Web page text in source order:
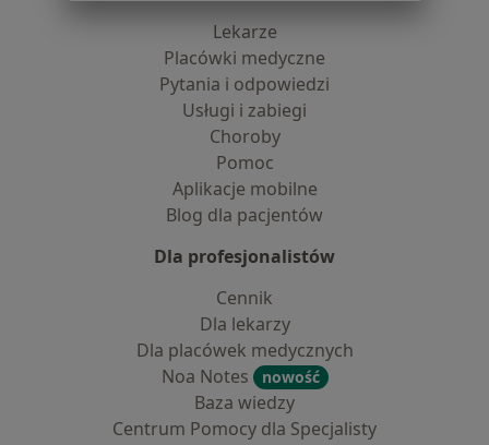
Lekarze
Placówki medyczne
Pytania i odpowiedzi
Usługi i zabiegi
Choroby
Pomoc
Aplikacje mobilne
Blog dla pacjentów
Dla profesjonalistów
Cennik
Dla lekarzy
Dla placówek medycznych
Noa Notes
nowość
Baza wiedzy
Centrum Pomocy dla Specjalisty